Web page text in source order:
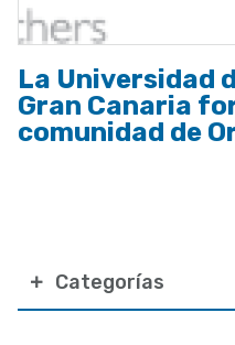
Categorías
La Universidad
Gran Canaria
comunidad de